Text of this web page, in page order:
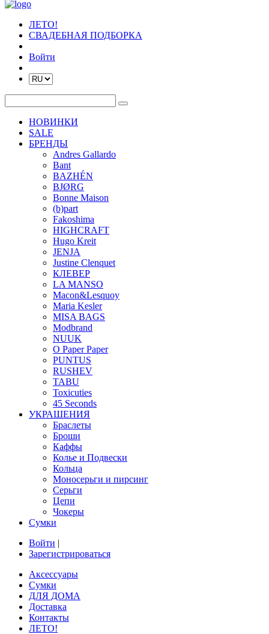
ЛЕТО!
СВАДЕБНАЯ ПОДБОРКА
Войти
НОВИНКИ
SALE
БРЕНДЫ
Andres Gallardo
Bant
BAZHÉN
BJØRG
Bonne Maison
(b)part
Fakoshima
HIGHCRAFT
Hugo Kreit
JENJA
Justine Clenquet
КЛЕВЕР
LA MANSO
Macon&Lesquoy
Maria Kesler
MISA BAGS
Modbrand
NUUK
O Paper Paper
PUNTUS
RUSHEV
TABU
Toxicuties
45 Seconds
УКРАШЕНИЯ
Браслеты
Броши
Каффы
Колье и Подвески
Кольца
Моносерьги и пирсинг
Серьги
Цепи
Чокеры
Сумки
Войти |
Зарегистрироваться
Аксессуары
Сумки
ДЛЯ ДОМА
Доставка
Контакты
ЛЕТО!